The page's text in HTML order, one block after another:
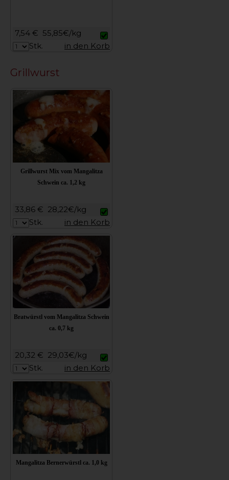
7,54 € 55,85€/kg
Stk.
in den Korb
Grillwurst
Grillwurst Mix vom Mangalitza
Schwein ca. 1,2 kg
33,86 € 28,22€/kg
Stk.
in den Korb
Bratwürstl vom Mangalitza Schwein
ca. 0,7 kg
20,32 € 29,03€/kg
Stk.
in den Korb
Mangalitza Bernerwürstl ca. 1,0 kg